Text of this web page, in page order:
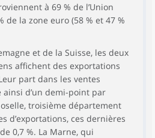
à 69 % de l’Union
de la zone euro (58 % et 47 %
et de la Suisse, les deux
affichent des exportations
part dans les ventes
d’un demi-point par
troisième département
d’exportations, ces dernières
0,7 %. La Marne, qui